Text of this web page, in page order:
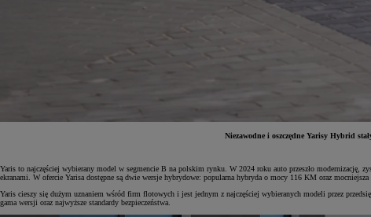
Od81 900 zł
Yaris Cross
HYBRID
Niezawodne i oszczędne Yarisy Hybrid
Yaris to najczęściej wybierany model w segmencie B na polskim rynku. W 2024 roku auto przeszło modernizację,
ekranami. W ofercie Yarisa dostępne są dwie wersje hybrydowe: popularna hybryda o mocy 116 KM oraz
Yaris cieszy się dużym uznaniem wśród firm flotowych i jest jednym z najczęściej wybieranych modeli przez
gama wersji oraz najwyższe standardy bezpieczeństwa.